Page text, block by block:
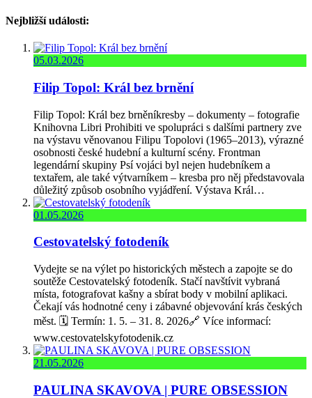
Nejbližší události:
05.03.2026
Filip Topol: Král bez brnění
Filip Topol: Král bez brněníkresby – dokumenty – fotografie
Knihovna Libri Prohibiti ve spolupráci s dalšími partnery zve
na výstavu věnovanou Filipu Topolovi (1965–2013), výrazné
osobnosti české hudební a kulturní scény. Frontman
legendární skupiny Psí vojáci byl nejen hudebníkem a
textařem, ale také výtvarníkem – kresba pro něj představovala
důležitý způsob osobního vyjádření. Výstava Král…
01.05.2026
Cestovatelský fotodeník
Vydejte se na výlet po historických městech a zapojte se do
soutěže Cestovatelský fotodeník. Stačí navštívit vybraná
místa, fotografovat kašny a sbírat body v mobilní aplikaci.
Čekají vás hodnotné ceny i zábavné objevování krás českých
měst. 🗓️ Termín: 1. 5. – 31. 8. 2026🔗 Více informací:
www.cestovatelskyfotodenik.cz
21.05.2026
PAULINA SKAVOVA | PURE OBSESSION